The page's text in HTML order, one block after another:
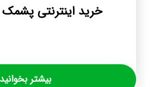
خرید اینترنتی
بیشتر بخوانید